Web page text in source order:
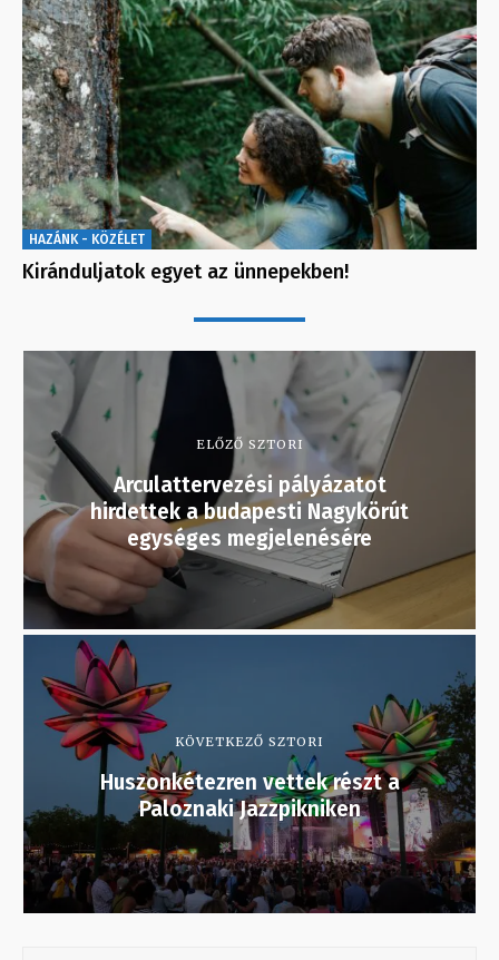
HAZÁNK - KÖZÉLET
Kiránduljatok egyet az ünnepekben!
ELŐZŐ SZTORI
Arculattervezési pályázatot
hirdettek a budapesti Nagykörút
egységes megjelenésére
KÖVETKEZŐ SZTORI
Huszonkétezren vettek részt a
Paloznaki Jazzpikniken